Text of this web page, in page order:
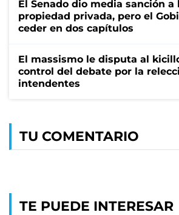
El Senado dio media sanción a
propiedad privada, pero el
ceder en dos capítulos
El massismo le disputa al
control del debate por la
intendentes
TU COMENTARIO
TE PUEDE INTERESAR